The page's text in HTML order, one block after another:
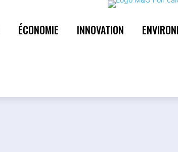
ÉCONOMIE INNOVATION